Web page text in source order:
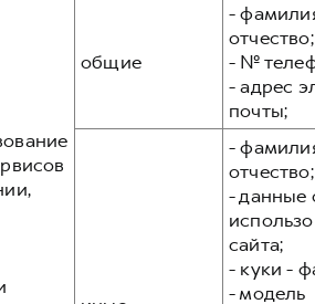
общие
-
отчество;
- №
- адрес
почты;
-
отчество;
- данные
сайта;
- куки -
- модель